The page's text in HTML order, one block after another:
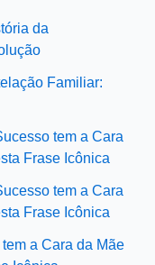
da
Familiar:
tem a Cara
Frase Icônica
tem a Cara
Frase Icônica
a Cara da Mãe